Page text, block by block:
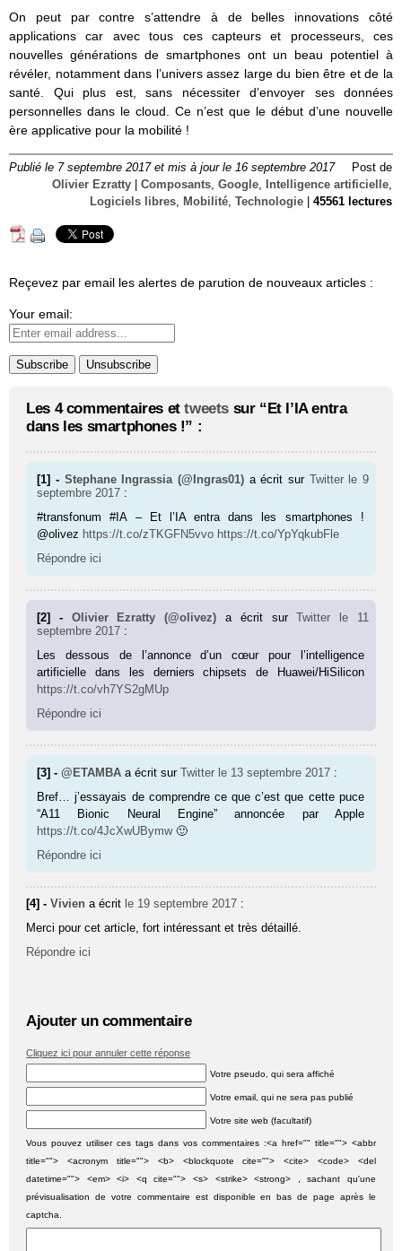
On peut par contre s’attendre à de belles innovations côté
applications car avec tous ces capteurs et processeurs, ces
nouvelles générations de smartphones ont un beau potentiel à
révéler, notamment dans l’univers assez large du bien être et de la
santé. Qui plus est, sans nécessiter d’envoyer ses données
personnelles dans le cloud. Ce n’est que le début d’une nouvelle
ère applicative pour la mobilité !
Publié le 7 septembre 2017 et mis à jour le 16 septembre 2017
Post de
Olivier Ezratty
Composants, Google, Intelligence artificielle,
Logiciels libres, Mobilité, Technologie 45561 lectures
Reçevez par email les alertes de parution de nouveaux articles :
Your email:
Les 4 commentaires ettweets sur “Et l’IA entra
dans les smartphones !” :
[1] - Stephane Ingrassia (@Ingras01) a écrit sur Twitter le 9
septembre 2017 :
#transfonum #IA – Et l’IA entra dans les smartphones !
@olivez https://t.co/zTKGFN5vvo https://t.co/YpYqkubFle
Répondre ici
[2] - Olivier Ezratty (@olivez) a écrit surTwitter
le 11
septembre 2017 :
Les dessous de l’annonce d’un cœur pour l’intelligence
artificielle dans les derniers chipsets de Huawei/HiSilicon
https://t.co/vh7YS2gMUp
Répondre ici
[3] -@ETAMBA a écrit surTwitter le 13 septembre 2017 :
Bref… j’essayais de comprendre ce que c’est que cette puce
“A11 Bionic Neural Engine” annoncée par Apple
https://t.co/4JcXwUBymw🙂
Répondre ici
[4] -Vivien a écrit le 19 septembre 2017 :
Merci pour cet article, fort intéressant et très détaillé.
Répondre ici
Ajouter un commentaire
Cliquez ici pour annuler cette réponse
Votre pseudo, qui sera affiché
Votre email, qui ne sera pas publié
Votre site web (facultatif)
Vous pouvez utiliser ces tags dans vos commentaires :<a href="" title=""> <abbr
title=""> <acronym title=""> <b> <blockquote cite=""> <cite> <code> <del
datetime=""> <em> <i> <q cite=""> <s> <strike> <strong> , sachant qu'une
prévisualisation de votre commentaire est disponible en bas de page après le
captcha.